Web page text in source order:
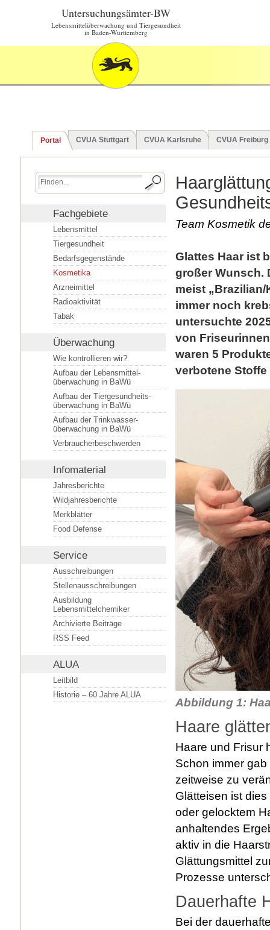
Untersuchungsämter-BW
Lebensmittelüberwachung und Tiergesundheit
in Baden-Württemberg
Portal CVUA Stuttgart CVUA Karlsruhe CVUA Freiburg
Fachgebiete
Lebensmittel
Tiergesundheit
Bedarfsgegenstände
Kosmetika
Arzneimittel
Radioaktivität
Tabak
Überwachung
Wie kontrollieren wir?
Aufbau der Lebensmittel­
überwachung in BaWü
Aufbau der Tiergesundheits­
überwachung in BaWü
Aufbau der Trinkwasser­
überwachung in BaWü
Verbraucherbeschwerden
Infomaterial
Jahresberichte
Wildjahresberichte
Merkblätter
Food Defense
Service
Ausschreibungen
Stellenausschreibungen
Ausbildung
Lebensmittelchemiker
Archivierte Beiträge
RSS Feed
ALUA
Leitbild
Historie – 60 Jahre ALUA
Team Kosmetik
Glattes Haar ist
großer Wunsch.
meist
immer noch
untersuchte
von
waren 5
verbotene
Abbildung 1:
Haare
Haare und Frisur
Schon immer
zeitweise zu
Glätteisen ist
oder gelocktem
anhaltendes
aktiv in die
Glättungsmittel
Prozesse
Dauerhafte
Bei der